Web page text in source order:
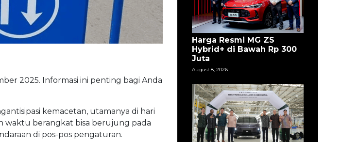
2025. Informasi ini penting bagi Anda
kemacetan, utamanya di hari
waktu berangkat bisa berujung pada
di pos-pos pengaturan.
Harga Resmi MG ZS
Hybrid+ di Bawah Rp 300
Juta
August 8, 2026